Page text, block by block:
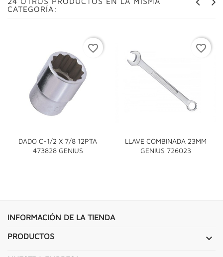
CATEGORÍA:
DADO C-1/2 X 7/8 12PTA
473828 GENIUS
favorite_border
LLAVE COMBINADA 23MM
GENIUS 726023
favorite_border
INFORMACIÓN DE LA TIENDA
PRODUCTOS 